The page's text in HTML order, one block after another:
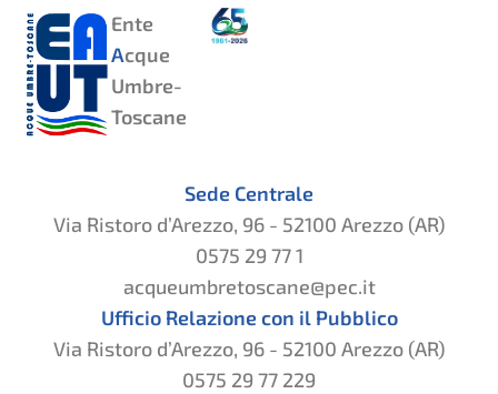
Ente
Acque
Umbre-
Toscane
Sede Centrale
Via Ristoro d’Arezzo, 96 - 52100 Arezzo (AR)
0575 29 77 1
acqueumbretoscane@pec.it
Ufficio Relazione con il Pubblico
Via Ristoro d’Arezzo, 96 - 52100 Arezzo (AR)
0575 29 77 229